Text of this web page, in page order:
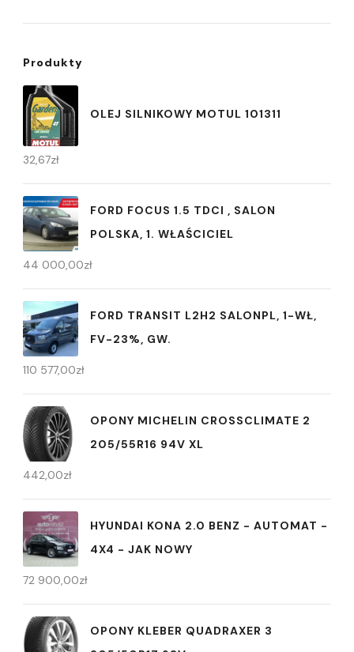
Produkty
OLEJ SILNIKOWY MOTUL 101311
32,67zł
FORD FOCUS 1.5 TDCI , SALON
POLSKA, 1. WŁAŚCICIEL
44 000,00zł
FORD TRANSIT L2H2 SALONPL, 1-WŁ,
FV-23%, GW.
110 577,00zł
OPONY MICHELIN CROSSCLIMATE 2
205/55R16 94V XL
442,00zł
HYUNDAI KONA 2.0 BENZ - AUTOMAT -
4X4 - JAK NOWY
72 900,00zł
OPONY KLEBER QUADRAXER 3